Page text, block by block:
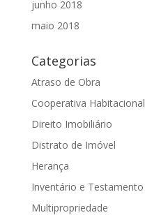
junho 2018
maio 2018
Categorias
Atraso de Obra
Cooperativa Habitacional
Direito Imobiliário
Distrato de Imóvel
Herança
Inventário e Testamento
Multipropriedade